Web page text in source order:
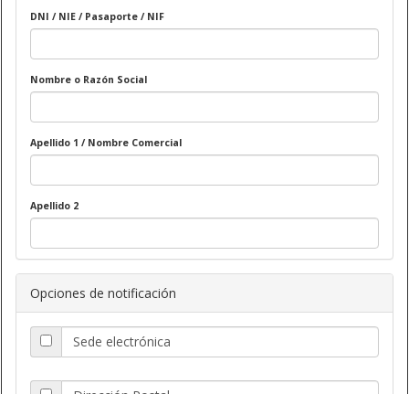
DNI / NIE / Pasaporte / NIF
Nombre o Razón Social
Apellido 1 / Nombre Comercial
Apellido 2
Opciones de notificación
Sede electrónica